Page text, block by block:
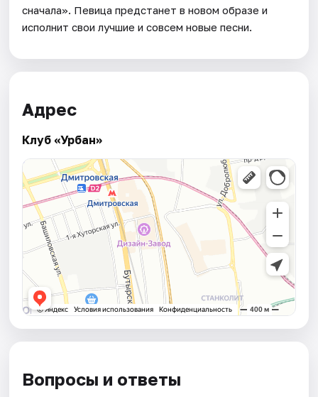
сначала». Певица предстанет в новом образе и
исполнит свои лучшие и совсем новые песни.
Адрес
Клуб «Урбан»
Вопросы и ответы